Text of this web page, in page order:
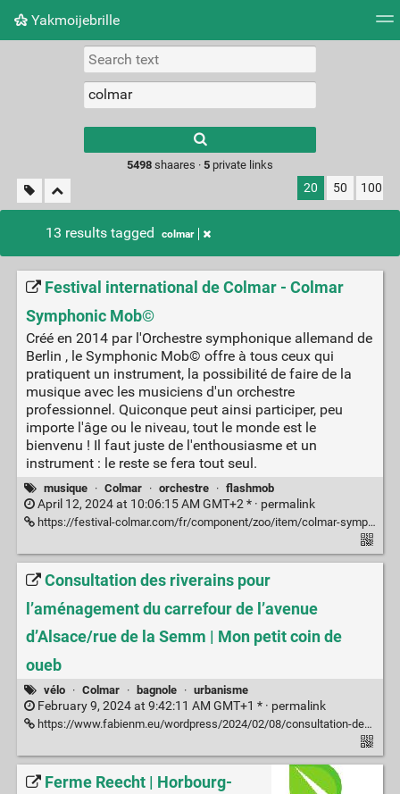
Yakmoijebrille
Picture wall
results.
5498shaares · 5private links
20 50 100
13 results tagged colmar
Festival international de Colmar - Colmar
Symphonic Mob©
Créé en 2014 par l'Orchestre symphonique allemand de
Berlin , le Symphonic Mob© offre à tous ceux qui
pratiquent un instrument, la possibilité de faire de la
musique avec les musiciens d'un orchestre
professionnel. Quiconque peut ainsi participer, peu
importe l'âge ou le niveau, tout le monde est le
bienvenu ! Il faut juste de l'enthousiasme et un
instrument : le reste se fera tout seul.
musique · Colmar · orchestre · flashmob
April 12, 2024 at 10:06:15 AM GMT+2 * · permalink
https://festival-colmar.com/fr/component/zoo/item/colmar-symphonic-mob-c?Itemid=109
Consultation des riverains pour
l’aménagement du carrefour de l’avenue
d’Alsace/rue de la Semm | Mon petit coin de
oueb
vélo · Colmar · bagnole · urbanisme
February 9, 2024 at 9:42:11 AM GMT+1 * · permalink
https://www.fabienm.eu/wordpress/2024/02/08/consultation-des-riverains-pour-lamenagement-du-carrefour-de-lavenue-dalsace-rue-de-la-semm/
Ferme Reecht | Horbourg-